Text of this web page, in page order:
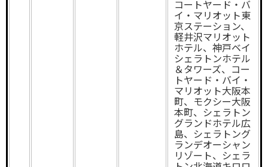
コートヤード・バ
イ・マリオット東
京ステーション、
軽井沢マリオット
ホテル、神戸ベイ
シェラトンホテル
＆タワーズ、コー
トヤード・バイ・
マリオット大阪本
町、モクシー大阪
本町、シェラトン
グランドホテル広
島、シェラトング
ランデオーシャン
リゾート、シェラ